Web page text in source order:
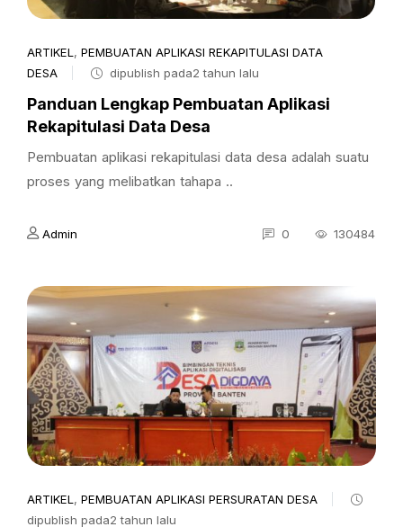
ARTIKEL , PEMBUATAN APLIKASI REKAPITULASI DATA
DESA
dipublish pada2 tahun lalu
Panduan Lengkap Pembuatan Aplikasi
Rekapitulasi Data Desa
Pembuatan aplikasi rekapitulasi data desa adalah suatu
proses yang melibatkan tahapa ..
Admin 0 130484
ARTIKEL , PEMBUATAN APLIKASI PERSURATAN DESA
dipublish pada2 tahun lalu